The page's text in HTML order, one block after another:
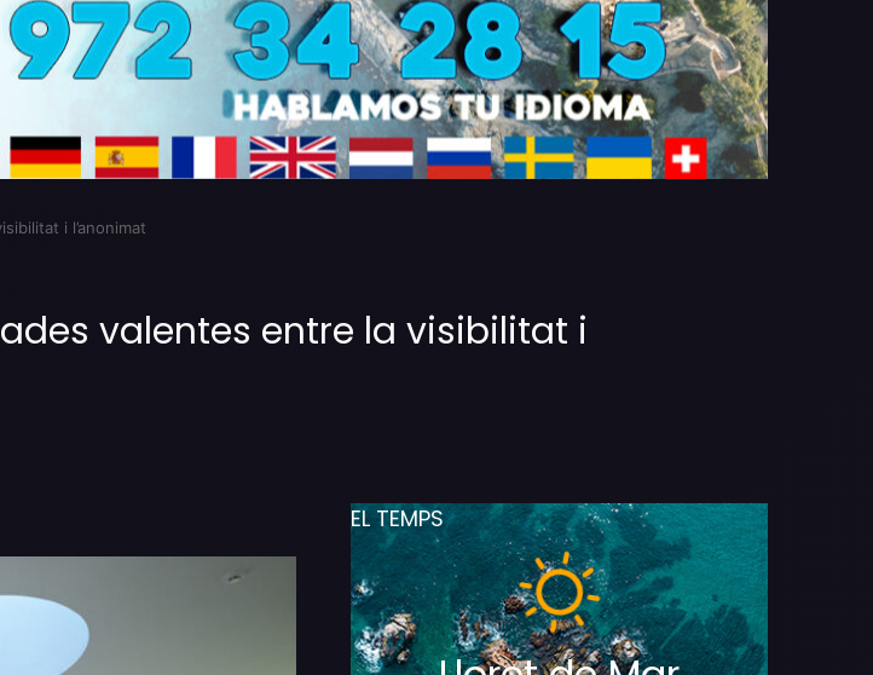
i l’anonimat
valentes entre la visibilitat i
EL TEMPS